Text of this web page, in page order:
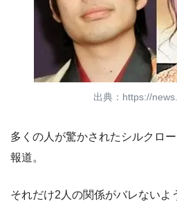
出典：https://
多くの人が驚かされたシルクロ
報道。
それだけ2人の関係がバレないよ